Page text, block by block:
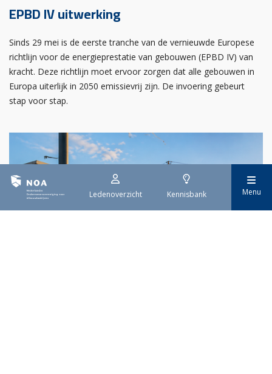
Ledenoverzicht Kennisbank Menu
EPBD IV uitwerking
Sinds 29 mei is de eerste tranche van de vernieuwde Europese
richtlijn voor de energieprestatie van gebouwen (EPBD IV) van
kracht. Deze richtlijn moet ervoor zorgen dat alle gebouwen in
Europa uiterlijk in 2050 emissievrij zijn. De invoering gebeurt
stap voor stap.